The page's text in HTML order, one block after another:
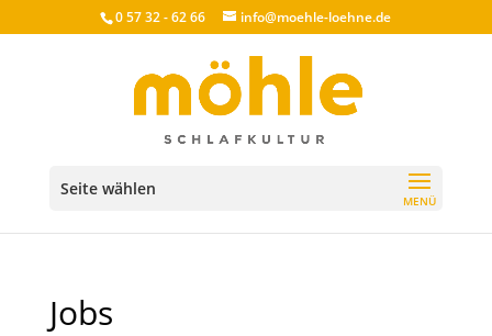
0 57 32 - 62 66 info@moehle-loehne.de
Seite wählen
Jobs